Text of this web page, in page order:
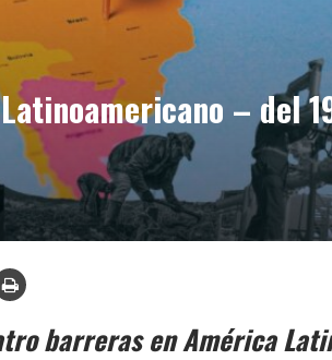
– del
barreras en América